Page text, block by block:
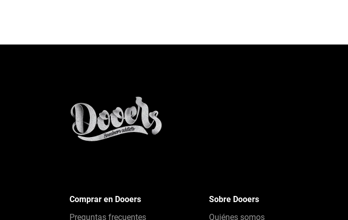
Comprar en Dooers
Preguntas frecuentes
Sobre Dooers
Quiénes somos